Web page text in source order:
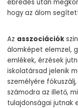
ébredés után
hogy az álom
Az asszociációk
álomképet elemzel,
emlékek, érzések
iskolatársad jelenik
személyére
számodra az illető,
tulajdonságai jutnak